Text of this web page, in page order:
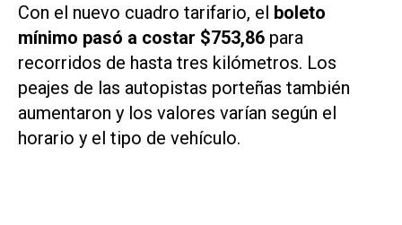
Con el nuevo cuadro tarifario, el boleto
mínimo pasó a costar $753,86 para
recorridos de hasta tres kilómetros. Los
peajes de las autopistas porteñas también
aumentaron y los valores varían según el
horario y el tipo de vehículo.